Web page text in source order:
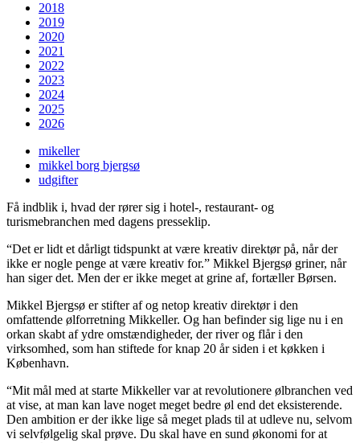
2018
2019
2020
2021
2022
2023
2024
2025
2026
mikeller
mikkel borg bjergsø
udgifter
Få indblik i, hvad der rører sig i hotel-, restaurant- og
turismebranchen med dagens presseklip.
“Det er lidt et dårligt tidspunkt at være kreativ direktør på, når der
ikke er nogle penge at være kreativ for.” Mikkel Bjergsø griner, når
han siger det. Men der er ikke meget at grine af, fortæller Børsen.
Mikkel Bjergsø er stifter af og netop kreativ direktør i den
omfattende ølforretning Mikkeller. Og han befinder sig lige nu i en
orkan skabt af ydre omstændigheder, der river og flår i den
virksomhed, som han stiftede for knap 20 år siden i et køkken i
København.
“Mit mål med at starte Mikkeller var at revolutionere ølbranchen ved
at vise, at man kan lave noget meget bedre øl end det eksisterende.
Den ambition er der ikke lige så meget plads til at udleve nu, selvom
vi selvfølgelig skal prøve. Du skal have en sund økonomi for at